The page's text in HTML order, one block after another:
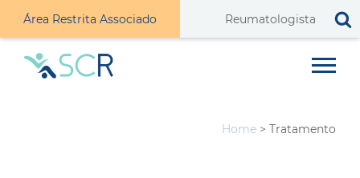
Área Restrita Associado
Home > Tratamento